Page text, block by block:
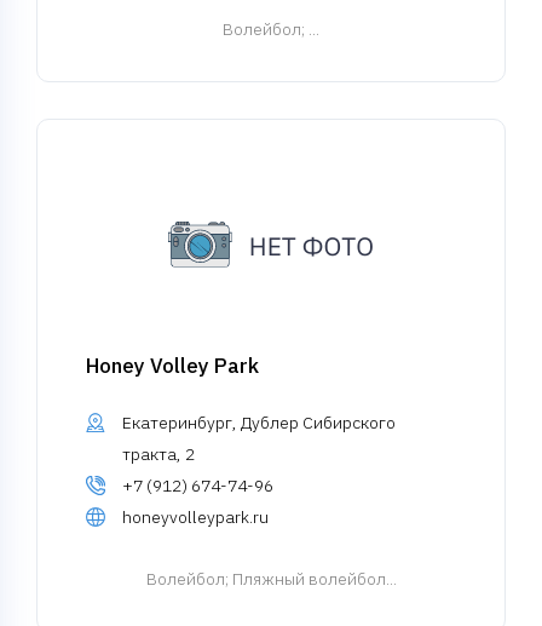
Волейбол; ...
Honey Volley Park
Екатеринбург, Дублер Сибирского
тракта, 2
+7 (912) 674-74-96
honeyvolleypark.ru
Волейбол; Пляжный волейбол...